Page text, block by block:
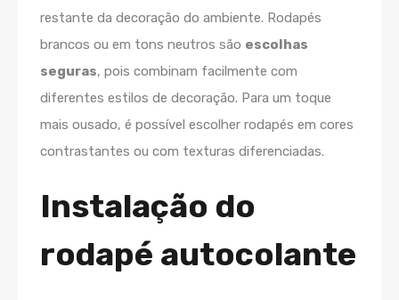
restante da decoração do ambiente. Rodapés
brancos ou em tons neutros são escolhas
seguras, pois combinam facilmente com
diferentes estilos de decoração. Para um toque
mais ousado, é possível escolher rodapés em cores
contrastantes ou com texturas diferenciadas.
Instalação do
rodapé autocolante